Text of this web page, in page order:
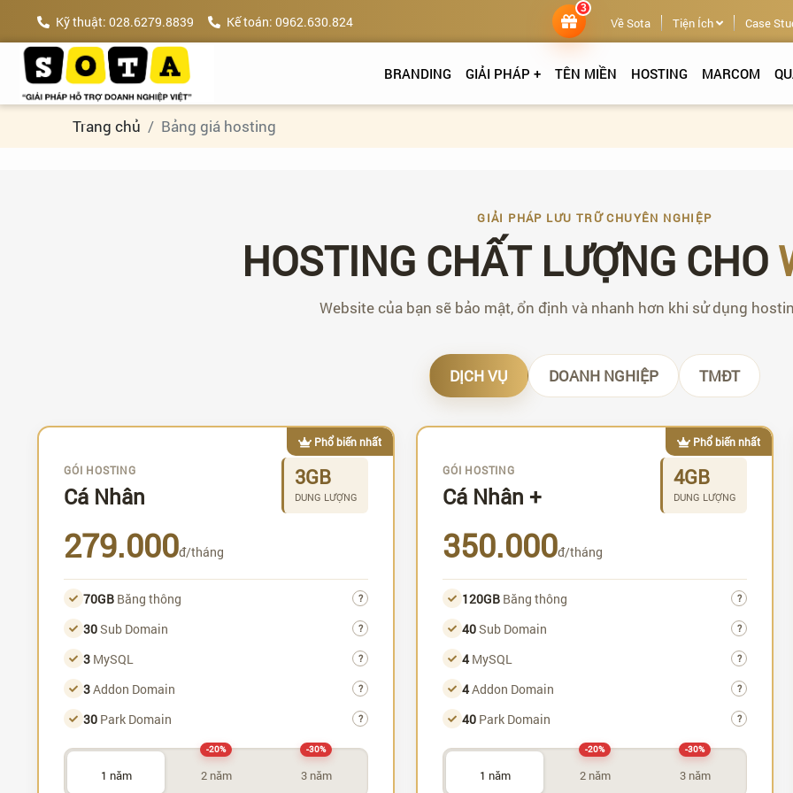
Kỹ thuật: 028.6279.8839 Kế toán: 0962.630.824
3
Về Sota Tiện Ích Case
BRANDING GIẢI PHÁP + TÊN MIỀN HOSTING MARCOM
Trang chủ Bảng giá hosting
GIẢI PHÁP LƯU TRỮ CHUYÊN NGHIỆP
HOSTING CHẤT LƯỢNG CHO
Website của bạn sẽ bảo mật, ổn định và nhanh hơn khi sử dụng
DỊCH VỤ DOANH NGHIỆP TMĐT
Phổ biến nhất
GÓI HOSTING
Cá Nhân
3GB
DUNG LƯỢNG
279.000đ/tháng
70GB Băng thông ?
30Sub Domain ?
3 MySQL ?
3Addon Domain ?
30 Park Domain ?
1 năm 2 năm
-20%
3 năm
-30%
Phổ biến nhất
GÓI HOSTING
Cá Nhân +
4GB
DUNG LƯỢNG
350.000đ/tháng
120GB Băng thông ?
40Sub Domain ?
4MySQL ?
4Addon Domain ?
40 Park Domain ?
1 năm 2 năm
-20%
3 năm
-30%